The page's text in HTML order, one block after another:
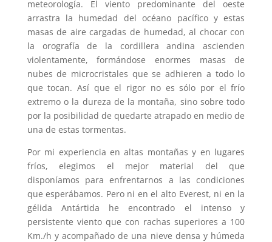
meteorología. El viento predominante del oeste
arrastra la humedad del océano pacífico y estas
masas de aire cargadas de humedad, al chocar con
la orografía de la cordillera andina ascienden
violentamente, formándose enormes masas de
nubes de microcristales que se adhieren a todo lo
que tocan. Así que el rigor no es sólo por el frío
extremo o la dureza de la montaña, sino sobre todo
por la posibilidad de quedarte atrapado en medio de
una de estas tormentas.
Por mi experiencia en altas montañas y en lugares
fríos, elegimos el mejor material del que
disponíamos para enfrentarnos a las condiciones
que esperábamos. Pero ni en el alto Everest, ni en la
gélida Antártida he encontrado el intenso y
persistente viento que con rachas superiores a 100
Km./h y acompañado de una nieve densa y húmeda